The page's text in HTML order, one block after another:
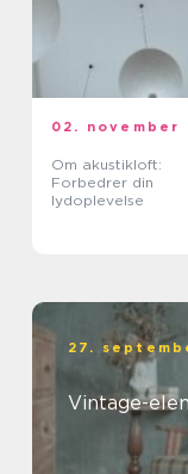
02. november
Om akustikloft:
Forbedrer din
lydoplevelse
27.
Vintage-